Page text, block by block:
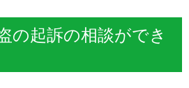
の起訴の相談ができ